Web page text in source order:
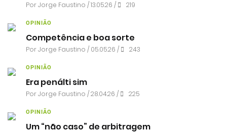
PorJorge Faustino / 13.05.26 / 219
OPINIÃO
Competência e boa sorte
PorJorge Faustino / 05.05.26 / 243
OPINIÃO
Era penálti sim
PorJorge Faustino / 28.04.26 / 225
OPINIÃO
Um “não caso” de arbitragem